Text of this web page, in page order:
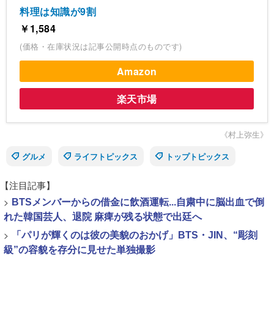
料理は知識が9割
￥1,584
(価格・在庫状況は記事公開時点のものです)
Amazon
楽天市場
《村上弥生》
グルメ
ライフトピックス トップトピックス
【注目記事】
> BTSメンバーからの借金に飲酒運転...自粛中に脳出血で倒
れた韓国芸人、退院 麻痺が残る状態で出廷へ
>
「パリが輝くのは彼の美貌のおかげ」BTS・JIN、“彫刻
級”の容貌を存分に見せた単独撮影